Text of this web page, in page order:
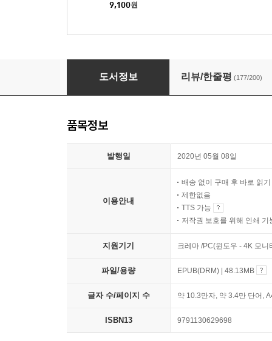
9,100원
나의 할머니에게
도서정보 리뷰/한줄평 (177/200)
품목정보
발행일 2020년 05월 08일
이용안내
배송 없이 구매 후 바로 읽기
제한없음
TTS 가능
저작권 보호를 위해 인쇄 기
지원기기 크레마 /PC(윈도우 - 4K 모
파일/용량 EPUB(DRM) | 48.13MB
글자 수/페이지 수 약 10.3만자, 약 3.4만 단어,
ISBN13 9791130629698